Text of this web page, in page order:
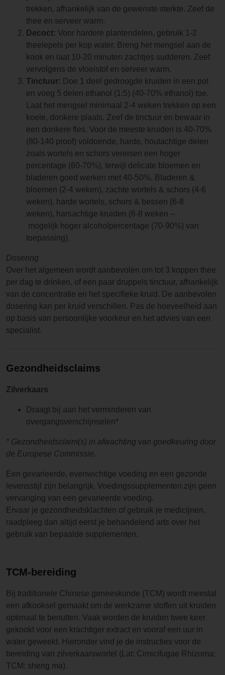
trekken, afhankelijk van de gewenste sterkte. Zeef de
thee en serveer warm.
Decoct: Voor hardere plantendelen, gebruik 1-2
theelepels per kop water. Breng het mengsel aan de
kook en laat 10-20 minuten zachtjes sudderen. Zeef
vervolgens de vloeistof en serveer warm.
Tinctuur: Doe 1 deel gedroogde kruiden in een pot
en voeg 5 delen ethanol (1:5) (40-70% ethanol) toe.
Laat het mengsel minimaal 2-4 weken trekken op een
koele, donkere plaats. Zeef de tinctuur en bewaar in
een donkere fles. Voor de meeste kruiden is 40-70%
(80-140 proof) voldoende, harde, houtachtige delen
zoals wortels en schors vereisen een hoger
percentage (60-70%), terwijl delicate bloemen en
bladeren goed werken met 40-50%. Bladeren &
bloemen (2-4 weken), zachte wortels & schors (4-6
weken), harde wortels, schors & bessen (6-8
weken), harsachtige kruiden (6-8 weken –
mogelijk hoger alcoholpercentage (70-90%) van
toepassing).
Dosering
Over het algemeen wordt aanbevolen om tot 3 koppen thee
per dag te drinken, of een paar druppels tinctuur, afhankelijk
van de concentratie en het specifieke kruid. De aanbevolen
dosering kan per kruid verschillen. Pas de hoeveelheid aan
op basis van persoonlijke voorkeur en het advies van een
specialist.
Gezondheidsclaims
Zilverkaars
Draagt bij aan het verminderen van
overgangsverschijnselen*
* Gezondheidsclaim(s) in afwachting van goedkeuring door
de Europese Commissie.
Een gevarieerde, evenwichtige voeding en een gezonde
levensstijl zijn belangrijk. Voedingssupplementen zijn geen
vervanging van een gevarieerde voeding.
Ervaar je gezondheidsklachten of gebruik je medicijnen,
raadpleeg dan altijd eerst je behandelend arts over het
gebruik van bepaalde supplementen.
TCM-bereiding
Bij traditionele Chinese geneeskunde (TCM) wordt meestal
een afkooksel gemaakt om de werkzame stoffen uit kruiden
optimaal te benutten. Vaak worden de kruiden twee keer
gekookt voor een krachtiger extract en vooraf een uur in
water geweekt. Hieronder vind je de instructies voor de
bereiding van zilverkaarswortel (Lat: Cimicifugae Rhizoma;
TCM: sheng ma).